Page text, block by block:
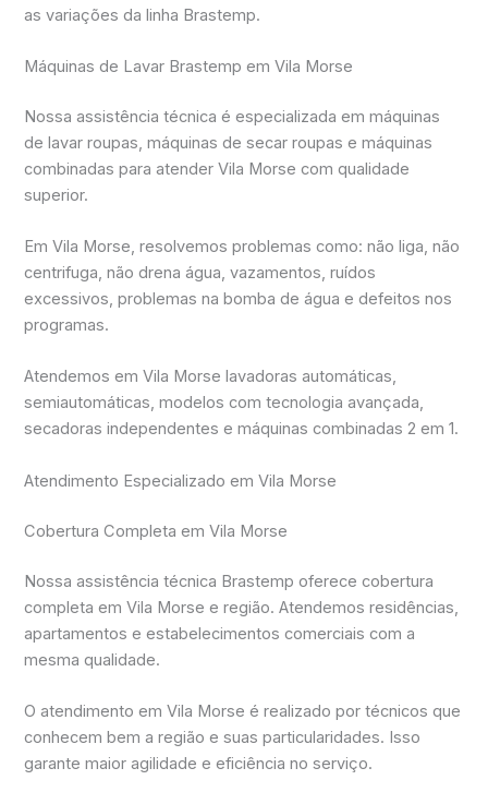
as variações da linha Brastemp.
Máquinas de Lavar Brastemp em Vila Morse
Nossa assistência técnica é especializada em máquinas
de lavar roupas, máquinas de secar roupas e máquinas
combinadas para atender Vila Morse com qualidade
superior.
Em Vila Morse, resolvemos problemas como: não liga, não
centrifuga, não drena água, vazamentos, ruídos
excessivos, problemas na bomba de água e defeitos nos
programas.
Atendemos em Vila Morse lavadoras automáticas,
semiautomáticas, modelos com tecnologia avançada,
secadoras independentes e máquinas combinadas 2 em 1.
Atendimento Especializado em Vila Morse
Cobertura Completa em Vila Morse
Nossa assistência técnica Brastemp oferece cobertura
completa em Vila Morse e região. Atendemos residências,
apartamentos e estabelecimentos comerciais com a
mesma qualidade.
O atendimento em Vila Morse é realizado por técnicos que
conhecem bem a região e suas particularidades. Isso
garante maior agilidade e eficiência no serviço.